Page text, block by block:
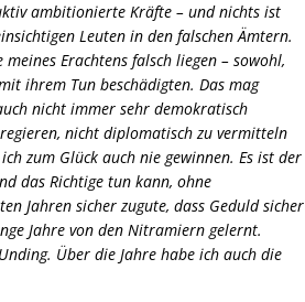
ambitionierte Kräfte – und nichts ist
Leuten in den falschen Ämtern.
Erachtens falsch liegen – sowohl,
ihrem Tun beschädigten. Das mag
nicht immer sehr demokratisch
nicht diplomatisch zu vermitteln
zum Glück auch nie gewinnen. Es ist der
das Richtige tun kann, ohne
Jahren sicher zugute, dass Geduld sicher
Jahre von den Nitramiern gelernt.
Über die Jahre habe ich auch die